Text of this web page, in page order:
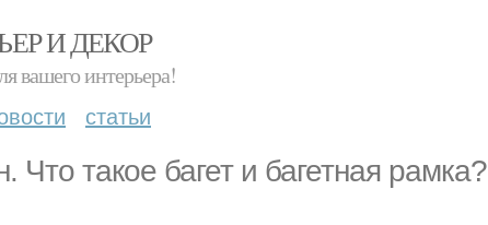
И ДЕКОР
вашего интерьера!
статьи
Что такое багет и багетная рамка?